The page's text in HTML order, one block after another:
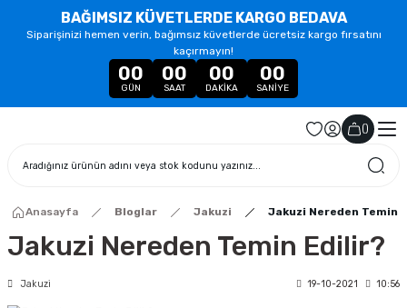
BAĞIMSIZ KÜVETLERDE KARGO BEDAVA
Siparişinizi hemen verin, bağımsız küvetlerde ücretsiz kargo fırsatını
kaçırmayın!
00
GÜN
00
SAAT
00
DAKIKA
00
SANIYE
()
Anasayfa Bloglar Jakuzi Jakuzi Nereden Temin
Jakuzi Nereden Temin Edilir?
Jakuzi 19-10-2021 10:56